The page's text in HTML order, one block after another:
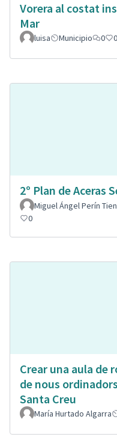
Vorera al costat
Mar
luisa Municipio 0 0
2º Plan de Aceras
Miguel Ángel Perín
0
Crear una aula de
de nous
Santa Creu
María Hurtado Algarra